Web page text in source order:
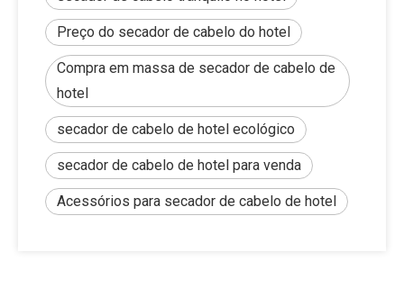
Preço do secador de cabelo do hotel
Compra em massa de secador de cabelo de
hotel
secador de cabelo de hotel ecológico
secador de cabelo de hotel para venda
Acessórios para secador de cabelo de hotel